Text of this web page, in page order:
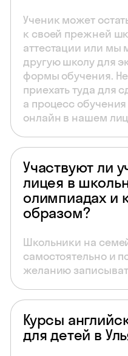
Ученик может
к своей прежней
аттестации или мы
другую школу для
формы обучения.
приехать туда для
а процесс
онлайн в нашем
Участвуют ли
лицея в
олимпиадах и
образом?
Школьники на
самостоятельно и
желанию
Курсы
для детей в